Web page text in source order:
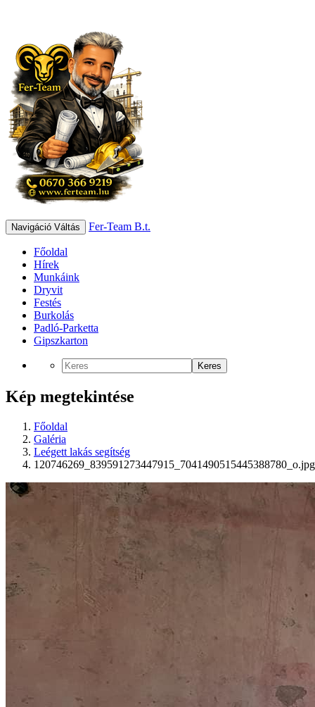
Navigáció Váltás Fer-Team B.t.
Főoldal
Hírek
Munkáink
Dryvit
Festés
Burkolás
Padló-Parketta
Gipszkarton
Keres
Kép megtekintése
Főoldal
Galéria
Leégett lakás segítség
120746269_839591273447915_7041490515445388780_o.jpg